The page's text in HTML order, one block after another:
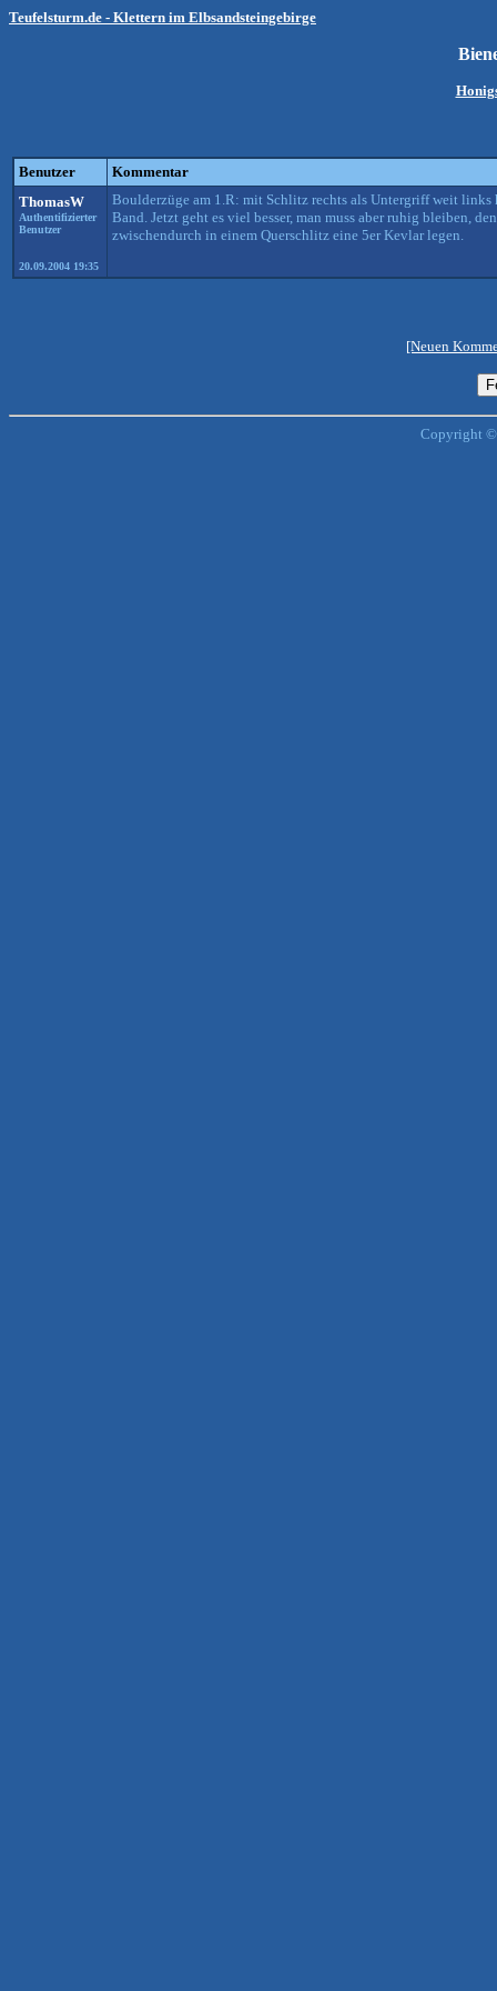
Teufelsturm.de - Klettern im Elbsandsteingebirge
Benutzer
Kommentar
ThomasW
Authentifizierter
Benutzer
20.09.2004 19:35
Boulderzüge am 1.R: mit Schlitz rechts als Untergriff weit
Band. Jetzt geht es viel besser, man muss aber ruhig bleiben,
zwischendurch in einem Querschlitz eine 5er Kevlar legen.
[Neuen
Copyright ©